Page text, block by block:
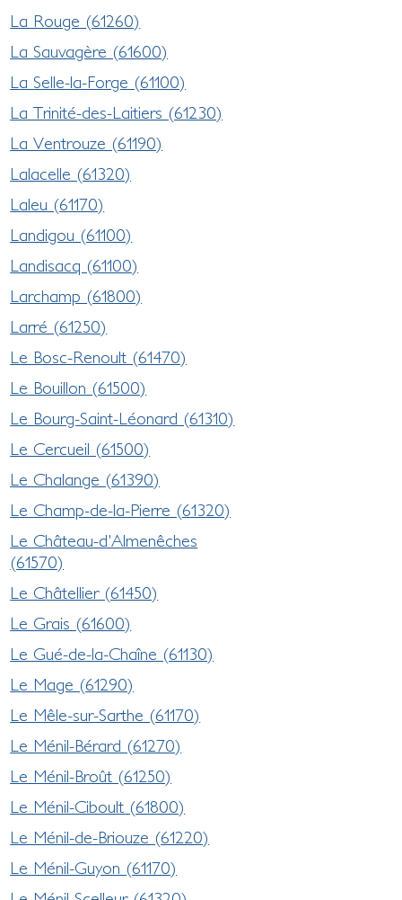
La Rouge (61260)
La Sauvagère (61600)
La Selle-la-Forge (61100)
La Trinité-des-Laitiers (61230)
La Ventrouze (61190)
Lalacelle (61320)
Laleu (61170)
Landigou (61100)
Landisacq (61100)
Larchamp (61800)
Larré (61250)
Le Bosc-Renoult (61470)
Le Bouillon (61500)
Le Bourg-Saint-Léonard (61310)
Le Cercueil (61500)
Le Chalange (61390)
Le Champ-de-la-Pierre (61320)
Le Château-d'Almenêches
(61570)
Le Châtellier (61450)
Le Grais (61600)
Le Gué-de-la-Chaîne (61130)
Le Mage (61290)
Le Mêle-sur-Sarthe (61170)
Le Ménil-Bérard (61270)
Le Ménil-Broût (61250)
Le Ménil-Ciboult (61800)
Le Ménil-de-Briouze (61220)
Le Ménil-Guyon (61170)